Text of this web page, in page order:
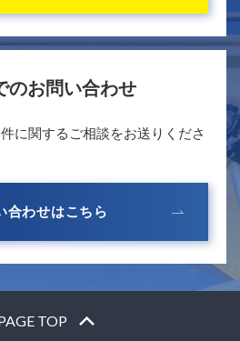
のお問い合わせ
に関するご相談をお送りくださ
合わせはこちら
TOP